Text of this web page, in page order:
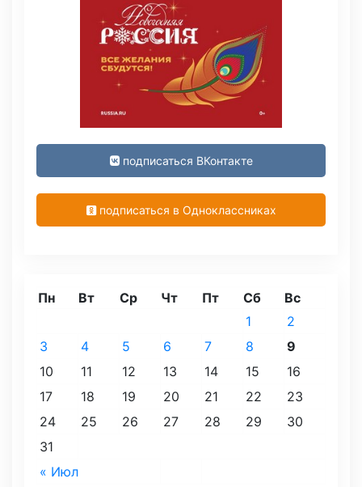
подписаться ВКонтакте
подписаться в Одноклассниках
Пн Вт Ср Чт Пт Сб Вс
« Июл
1
2
3
4 5 6 7 8
9
10
11 12 13 14 15
16
17
18 19 20 21 22
23
24
25 26 27 28 29
30
31